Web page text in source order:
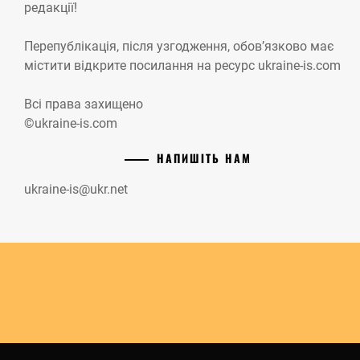
редакції!
Перепублікація, після узгодження, обов’язково має
містити відкрите посилання на ресурс ukraine-is.com
Всі права захищено
©ukraine-is.com
НАПИШІТЬ НАМ
ukraine-is@ukr.net